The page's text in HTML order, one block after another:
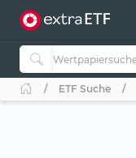
ETF Suche